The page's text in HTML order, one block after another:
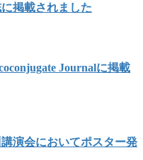
掲載されました
Journalに掲載
演会においてポスター発